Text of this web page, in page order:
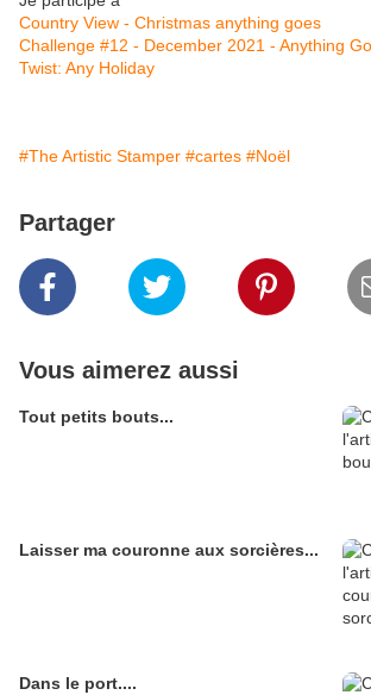
Country View - Christmas anything goes
Challenge #12 - December 2021 - Anything
Twist: Any Holiday
#The Artistic Stamper #cartes #Noël
Partager
Vous aimerez aussi
Tout petits bouts...
Laisser ma couronne aux sorcières...
Dans le port....